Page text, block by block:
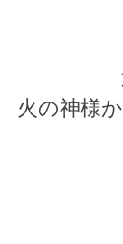
火の神様